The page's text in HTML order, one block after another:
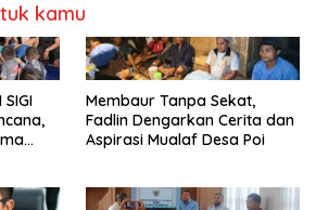
kamu
SIGI
Membaur Tanpa Sekat,
Fadlin Dengarkan Cerita dan
Aspirasi Mualaf Desa Poi